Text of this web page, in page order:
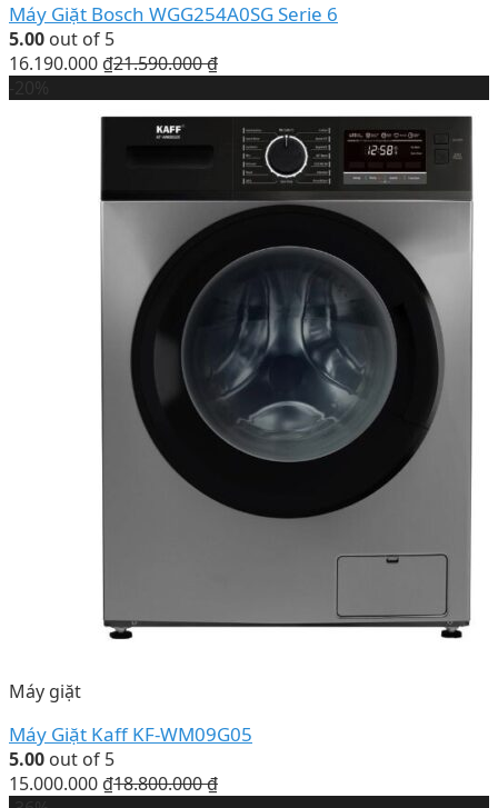
Máy Giặt Bosch WGG254A0SG Serie 6
5.00 out of 5
16.190.000 ₫21.590.000₫
Máy giặt
Máy Giặt Kaff KF-WM09G05
5.00 out of 5
15.000.000 ₫18.800.000₫